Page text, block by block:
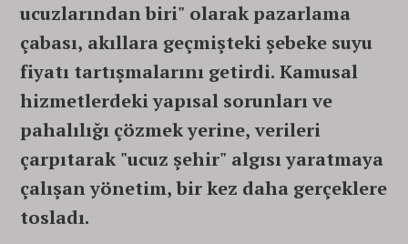
ucuzlarından biri" olarak pazarlama
çabası, akıllara geçmişteki şebeke suyu
fiyatı tartışmalarını getirdi. Kamusal
hizmetlerdeki yapısal sorunları ve
pahalılığı çözmek yerine, verileri
çarpıtarak "ucuz şehir" algısı yaratmaya
çalışan yönetim, bir kez daha gerçeklere
tosladı.